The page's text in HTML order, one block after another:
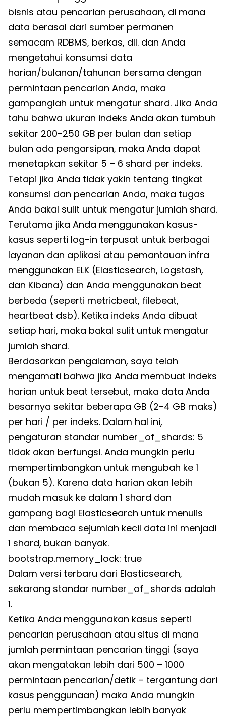
bisnis atau pencarian perusahaan, di mana
data berasal dari sumber permanen
semacam RDBMS, berkas, dll. dan Anda
mengetahui konsumsi data
harian/bulanan/tahunan bersama dengan
permintaan pencarian Anda, maka
gampanglah untuk mengatur shard. Jika Anda
tahu bahwa ukuran indeks Anda akan tumbuh
sekitar 200-250 GB per bulan dan setiap
bulan ada pengarsipan, maka Anda dapat
menetapkan sekitar 5 – 6 shard per indeks.
Tetapi jika Anda tidak yakin tentang tingkat
konsumsi dan pencarian Anda, maka tugas
Anda bakal sulit untuk mengatur jumlah shard.
Terutama jika Anda menggunakan kasus-
kasus seperti log-in terpusat untuk berbagai
layanan dan aplikasi atau pemantauan infra
menggunakan ELK (Elasticsearch, Logstash,
dan Kibana) dan Anda menggunakan beat
berbeda (seperti metricbeat, filebeat,
heartbeat dsb). Ketika indeks Anda dibuat
setiap hari, maka bakal sulit untuk mengatur
jumlah shard.
Berdasarkan pengalaman, saya telah
mengamati bahwa jika Anda membuat indeks
harian untuk beat tersebut, maka data Anda
besarnya sekitar beberapa GB (2-4 GB maks)
per hari / per indeks. Dalam hal ini,
pengaturan standar number_of_shards: 5
tidak akan berfungsi. Anda mungkin perlu
mempertimbangkan untuk mengubah ke 1
(bukan 5). Karena data harian akan lebih
mudah masuk ke dalam 1 shard dan
gampang bagi Elasticsearch untuk menulis
dan membaca sejumlah kecil data ini menjadi
1 shard, bukan banyak.
bootstrap.memory_lock: true
Dalam versi terbaru dari Elasticsearch,
sekarang standar number_of_shards adalah
1.
Ketika Anda menggunakan kasus seperti
pencarian perusahaan atau situs di mana
jumlah permintaan pencarian tinggi (saya
akan mengatakan lebih dari 500 – 1000
permintaan pencarian/detik – tergantung dari
kasus penggunaan) maka Anda mungkin
perlu mempertimbangkan lebih banyak